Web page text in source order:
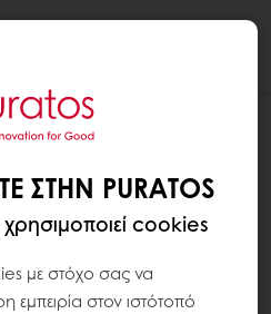
ΣΤΗΝ PURATOS
cookies
με στόχο σας να
εμπειρία στον ιστότοπό